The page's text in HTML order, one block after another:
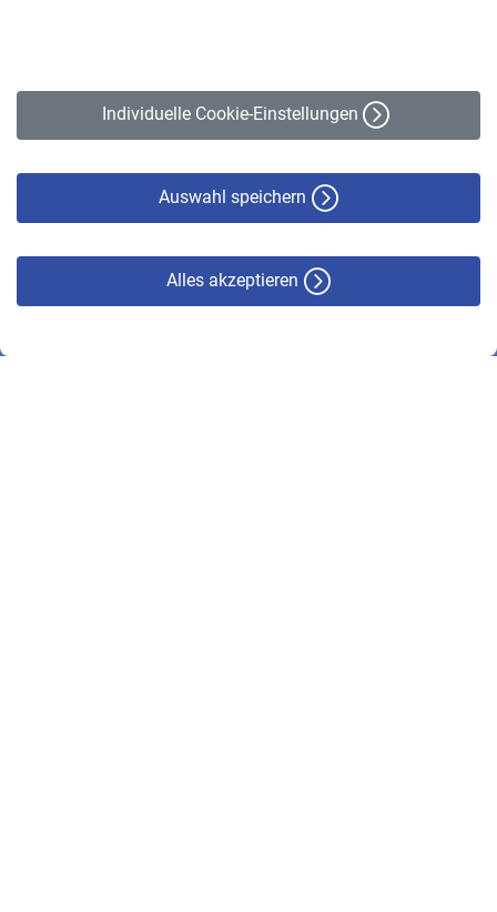
Individuelle Cookie-Einstellungen
Auswahl speichern
Alles akzeptieren
Erklärung zur Barrierefreiheit
© VBL 2026